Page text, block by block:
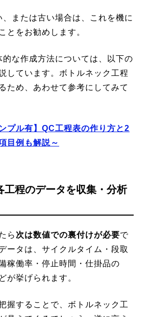
または古い場合は、これを機に
とをお勧めします。
な作成方法については、以下の
しています。ボトルネック工程
ため、あわせて参考にしてみて
ンプル有】QC工程表の作り方と2
目例も解説～
工程のデータを収集・分析
ら 次は数値での裏付けが必要で
ータは、サイクルタイム・段取
稼働率・停止時間・仕掛品の
が挙げられます。
握することで、ボトルネック工